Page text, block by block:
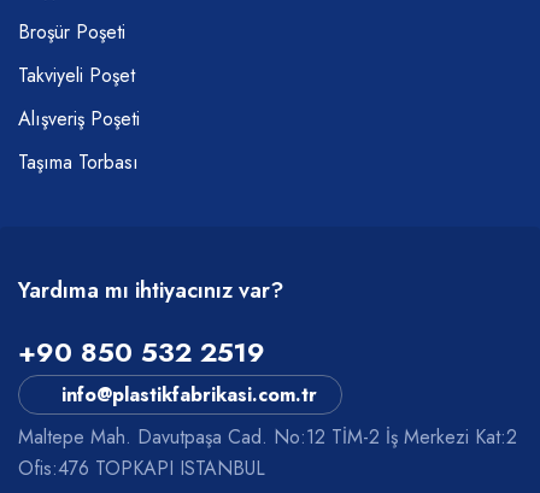
Broşür Poşeti
Takviyeli Poşet
Alışveriş Poşeti
Taşıma Torbası
Yardıma mı ihtiyacınız var?
+90 850 532 2519
info@plastikfabrikasi.com.tr
Maltepe Mah. Davutpaşa Cad. No:12 TİM-2 İş Merkezi Kat:2
Ofis:476 TOPKAPI ISTANBUL